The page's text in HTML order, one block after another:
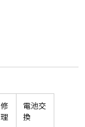
修
理
電池交
換